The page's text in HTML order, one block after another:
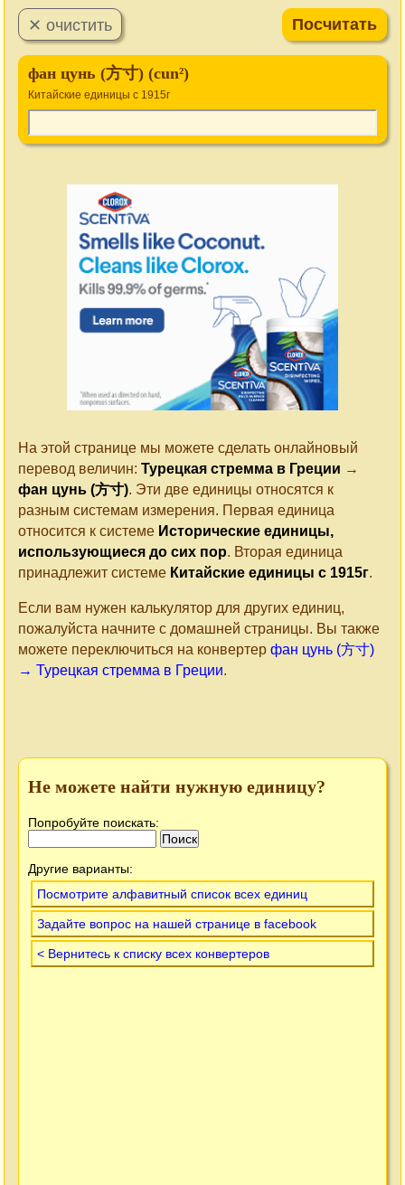
фан цунь (方寸) (cun²)
Китайские единицы с 1915г
На этой странице мы можете сделать онлайновый
перевод величин: Турецкая стремма в Греции →
фан цунь (方寸). Эти две единицы относятся к
разным системам измерения. Первая единица
относится к системе Исторические единицы,
использующиеся до сих пор. Вторая единица
принадлежит системе Китайские единицы с 1915г.
Если вам нужен калькулятор для других единиц,
пожалуйста начните с домашней страницы. Вы также
можете переключиться на конвертер фан цунь (方寸)
→ Турецкая стремма в Греции.
Не можете найти нужную единицу?
Попробуйте поискать:
Другие варианты:
Посмотрите алфавитный список всех единиц
Задайте вопрос на нашей странице в facebook
< Вернитесь к списку всех конвертеров